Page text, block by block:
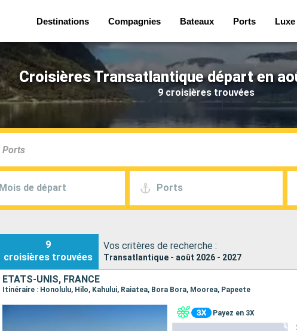
Destinations Compagnies Bateaux Ports Luxe
Croisières Transatlantique départ en
9 croisières trouvées
Mois de départ Ports
9
croisières trouvées
Vos critères de recherche :
Transatlantique - août 2026 - 2027
ÉTATS-UNIS, FRANCE
Itinéraire : Honolulu, Hilo, Kahului, Raiatea, Bora Bora, Moorea, Papeete
Payez en 3X